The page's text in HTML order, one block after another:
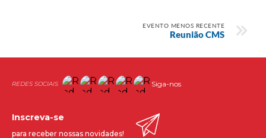
EVENTO MENOS RECENTE
Reunião CMS
Siga-nos
Inscreva-se
para receber nossas novidades!